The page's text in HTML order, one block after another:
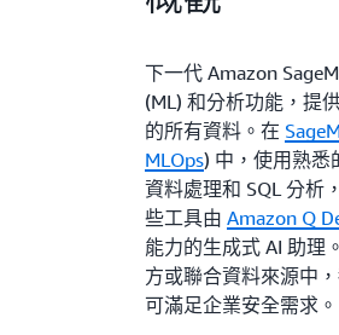
下一代 Amazon
(ML) 和分析功能，提
的所有資料。在
MLOps) 中，使用熟悉
資料處理和 SQL 分析
些工具由Amazon Q
能力的生成式 AI 助理
方或聯合資料來源中
可滿足企業安全需求。